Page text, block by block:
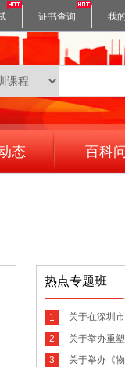
证书查询 我
态 百科
热点专题班
1
2
3